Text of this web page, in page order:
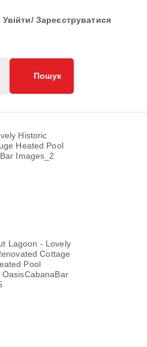
Увійти/ Зареєструватися
Пошук